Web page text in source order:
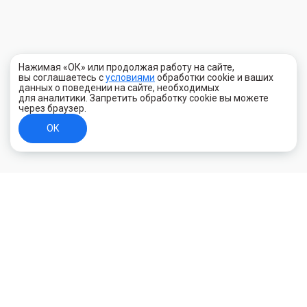
Нажимая «ОК» или продолжая работу на сайте,
вы соглашаетесь сусловиями обработки cookie и ваших
данных о поведении на сайте, необходимых
для аналитики. Запретить обработку cookie вы можете
через браузер.
ОК